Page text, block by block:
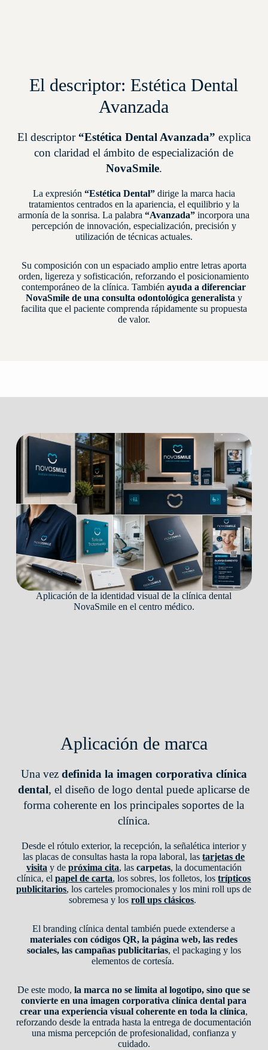
El descriptor: Estética Dental
Avanzada
El descriptor “Estética Dental Avanzada” explica
con claridad el ámbito de especialización de
NovaSmile.
La expresión “Estética Dental”dirige la marca hacia
tratamientos centrados en la apariencia, el equilibrio y la
armonía de la sonrisa. La palabra“Avanzada” incorpora una
percepción de innovación, especialización, precisión y
utilización de técnicas actuales.
Su composición con un espaciado amplio entre letras aporta
orden, ligereza y sofisticación, reforzando el posicionamiento
contemporáneo de la clínica. Tambiénayuda a diferenciar
NovaSmile de una consulta odontológica generalista y
facilita que el paciente comprenda rápidamente su propuesta
de valor.
Aplicación de la identidad visual de la clínica dental
NovaSmile en el centro médico.
Aplicación de marca
Una vez definida la imagen corporativa clínica
dental, el diseño de logo dental puede aplicarse de
forma coherente en los principales soportes de la
clínica.
Desde el rótulo exterior, la recepción, la señalética interior y
las placas de consultas hasta la ropa laboral, lastarjetas de
visita y de próxima cita, las carpetas, la documentación
clínica, elpapel de carta, los sobres, los folletos, lostrípticos
publicitarios, los carteles promocionales y los mini roll ups de
sobremesa y losroll ups clásicos.
El branding clínica dental también puede extenderse a
materiales con códigos QR, la página web, las redes
sociales, las campañas publicitarias, el packaging y los
elementos de cortesía.
De este modo,la marca no se limita al logotipo, sino que se
convierte en una imagen corporativa clínica dental para
crear una experiencia visual coherente en toda la clínica,
reforzando desde la entrada hasta la entrega de documentación
una misma percepción de profesionalidad, confianza y
cuidado.